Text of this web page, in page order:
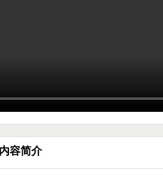
容简介